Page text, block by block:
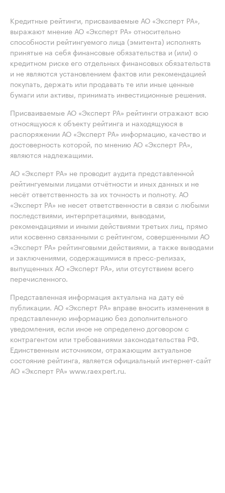
Кредитные рейтинги, присваиваемые АО «Эксперт РА»,
выражают мнение АО «Эксперт РА» относительно
способности рейтингуемого лица (эмитента) исполнять
принятые на себя финансовые обязательства и (или) о
кредитном риске его отдельных финансовых обязательств
и не являются установлением фактов или рекомендацией
покупать, держать или продавать те или иные ценные
бумаги или активы, принимать инвестиционные решения.
Присваиваемые АО «Эксперт РА» рейтинги отражают всю
относящуюся к объекту рейтинга и находящуюся в
распоряжении АО «Эксперт РА» информацию, качество и
достоверность которой, по мнению АО «Эксперт РА»,
являются надлежащими.
АО «Эксперт РА» не проводит аудита представленной
рейтингуемыми лицами отчётности и иных данных и не
несёт ответственность за их точность и полноту. АО
«Эксперт РА» не несет ответственности в связи с любыми
последствиями, интерпретациями, выводами,
рекомендациями и иными действиями третьих лиц, прямо
или косвенно связанными с рейтингом, совершенными АО
«Эксперт РА» рейтинговыми действиями, а также выводами
и заключениями, содержащимися в пресс-релизах,
выпущенных АО «Эксперт РА», или отсутствием всего
перечисленного.
Представленная информация актуальна на дату её
публикации. АО «Эксперт РА» вправе вносить изменения в
представленную информацию без дополнительного
уведомления, если иное не определено договором с
контрагентом или требованиями законодательства РФ.
Единственным источником, отражающим актуальное
состояние рейтинга, является официальный интернет-сайт
АО «Эксперт РА» www.raexpert.ru.